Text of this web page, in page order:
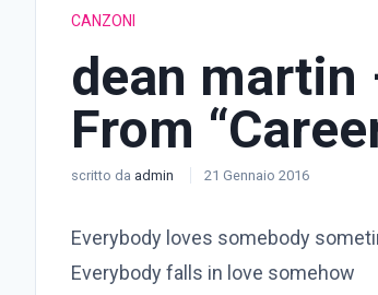
CANZONI
dean martin
From
scritto da admin 21 Gennaio 2016
Everybody loves somebody
Everybody falls in love somehow